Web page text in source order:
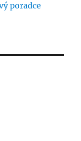
poradce